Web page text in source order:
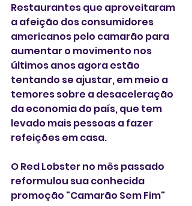
Restaurantes que aproveitaram
a afeição dos consumidores
americanos pelo camarão para
aumentar o movimento nos
últimos anos agora estão
tentando se ajustar, em meio a
temores sobre a desaceleração
da economia do país, que tem
levado mais pessoas a fazer
refeições em casa.
O Red Lobster no mês passado
reformulou sua conhecida
promoção "Camarão Sem Fim"